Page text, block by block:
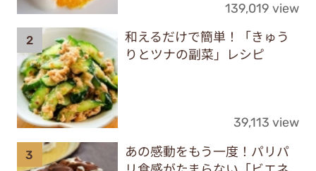
139,019 view
和えるだけで簡単！「きゅう
りとツナの副菜」レシピ
39,113 view
あの感動をもう一度！パリパ